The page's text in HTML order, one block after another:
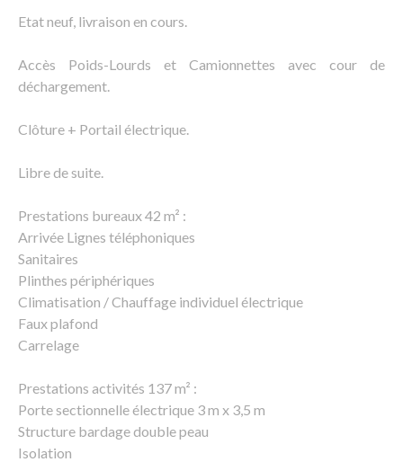
Etat neuf, livraison en cours.
Accès Poids-Lourds et Camionnettes avec cour de
déchargement.
Clôture + Portail électrique.
Libre de suite.
Prestations bureaux 42 m² :
Arrivée Lignes téléphoniques
Sanitaires
Plinthes périphériques
Climatisation / Chauffage individuel électrique
Faux plafond
Carrelage
Prestations activités 137 m² :
Porte sectionnelle électrique 3 m x 3,5 m
Structure bardage double peau
Isolation